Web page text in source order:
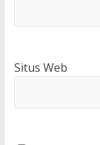
Situs Web